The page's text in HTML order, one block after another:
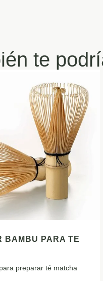
te
BAMBU PARA TE
preparar té matcha